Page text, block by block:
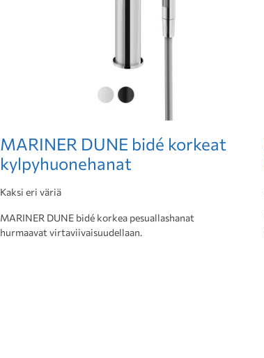
MARINER DUNE bidé korkeat
kylpyhuonehanat
Kaksi eri väriä
MARINER DUNE bidé korkea pesuallashanat
hurmaavat virtaviivaisuudellaan.